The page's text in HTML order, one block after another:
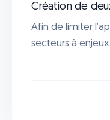
Création de
Afin de limiter
secteurs à